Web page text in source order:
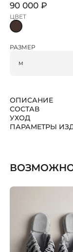
90 000 ₽
ЦВЕТ
РАЗМЕР
ОПИСАНИЕ
СОСТАВ
УХОД
ПАРАМЕТРЫ